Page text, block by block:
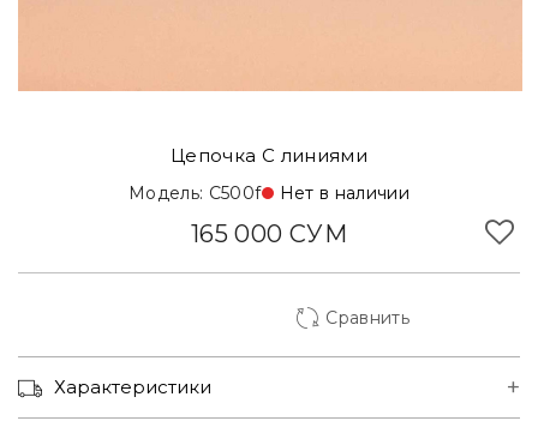
Цепочка С линиями
Модель: C500f Нет в наличии
165 000 СУМ
Сравнить
Ориентир МВД, метро
Нет наличии
Характеристики